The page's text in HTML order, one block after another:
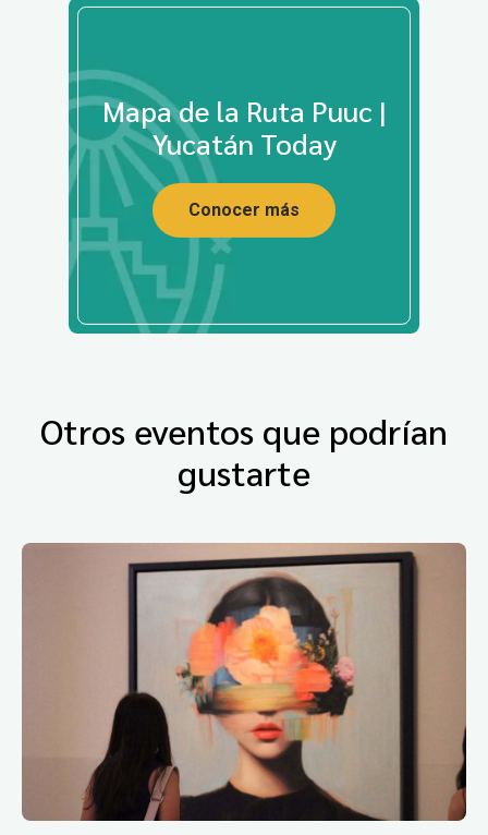
Mapa de la Ruta Puuc |
Yucatán Today
Conocer más
Otros eventos que podrían
gustarte